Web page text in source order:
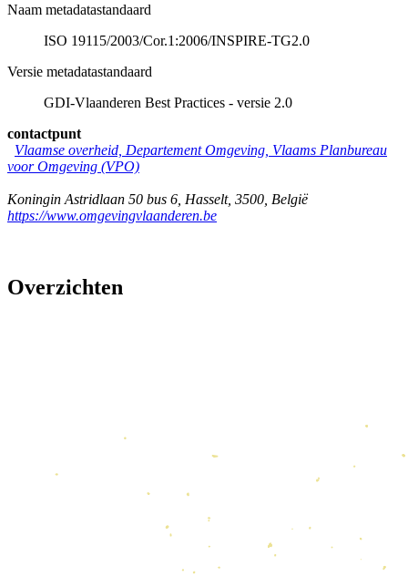
Naam metadatastandaard
ISO 19115/2003/Cor.1:2006/INSPIRE-TG2.0
Versie metadatastandaard
GDI-Vlaanderen Best Practices - versie 2.0
contactpunt
Vlaamse overheid, Departement Omgeving, Vlaams Planbureau
voor Omgeving (VPO)
Koningin Astridlaan 50 bus 6 Hasselt, 3500 België
https://www.omgevingvlaanderen.be
Overzichten